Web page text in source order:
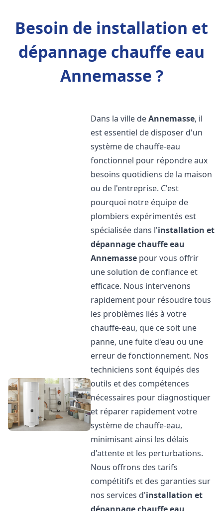
Besoin de installation et
dépannage chauffe eau
Annemasse ?
Dans la ville deAnnemasse, il
est essentiel de disposer d'un
système de chauffe-eau
fonctionnel pour répondre aux
besoins quotidiens de la maison
ou de l'entreprise. C'est
pourquoi notre équipe de
plombiers expérimentés est
spécialisée dans l'installation et
dépannage chauffe eau
Annemasse pour vous offrir
une solution de confiance et
efficace. Nous intervenons
rapidement pour résoudre tous
les problèmes liés à votre
chauffe-eau, que ce soit une
panne, une fuite d'eau ou une
erreur de fonctionnement. Nos
techniciens sont équipés des
outils et des compétences
nécessaires pour diagnostiquer
et réparer rapidement votre
système de chauffe-eau,
minimisant ainsi les délais
d'attente et les perturbations.
Nous offrons des tarifs
compétitifs et des garanties sur
nos services d'installation et